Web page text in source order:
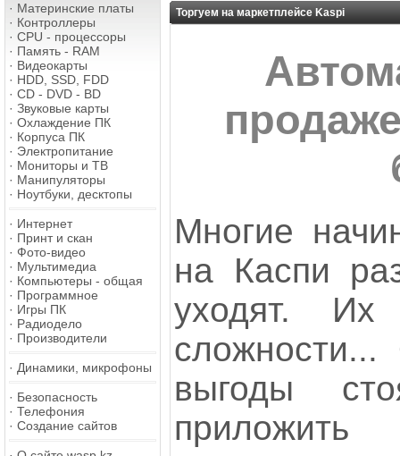
· Материнские платы
· Контроллеры
· CPU - процессоры
· Память - RAM
· Видеокарты
· HDD, SSD, FDD
· CD - DVD - BD
· Звуковые карты
· Охлаждение ПК
· Корпуса ПК
· Электропитание
· Мониторы и ТВ
· Манипуляторы
· Ноутбуки, десктопы
· Интернет
· Принт и скан
· Фото-видео
· Мультимедиа
· Компьютеры - общая
· Программное
· Игры ПК
· Радиодело
· Производители
· Динамики, микрофоны
· Безопасность
· Телефония
· Создание сайтов
Торгуем на маркетплейсе Kaspi
Многие
на Каспи
уходят.
выгоды